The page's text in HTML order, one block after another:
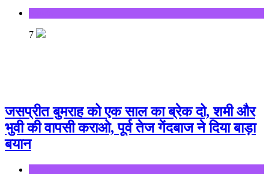
7
जसप्रीत बुमराह को एक साल का ब्रेक दो, शमी और
भुवी की वापसी कराओ, पूर्व तेज गेंदबाज ने दिया बाड़ा
बयान